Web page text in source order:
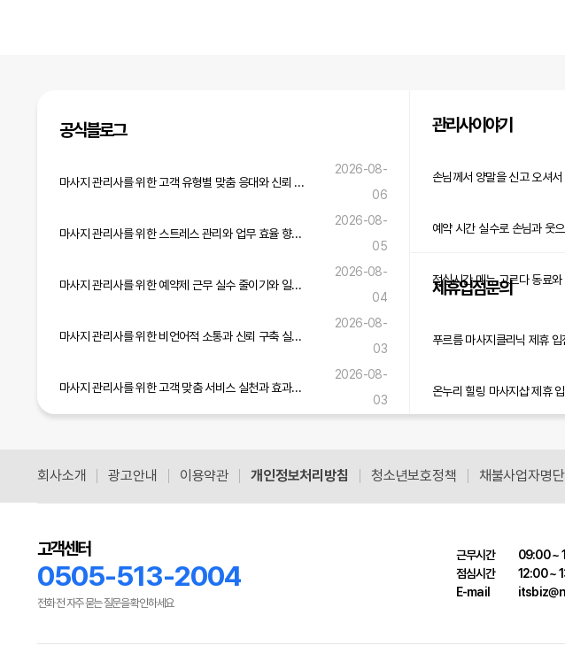
공식블로그
마사지 관리사를 위한 고객 유형별 맞춤 응대와 신뢰 구축 전략
2026-08-
06
마사지 관리사를 위한 스트레스 관리와 업무 효율 향상 실무 전략
2026-08-
05
마사지 관리사를 위한 예약제 근무 실수 줄이기와 일정 관리 실무 가이드
2026-08-
04
마사지 관리사를 위한 비언어적 소통과 신뢰 구축 실무 가이드
2026-08-
03
마사지 관리사를 위한 고객 맞춤 서비스 실천과 효과적인 소통 기술 가이드
2026-08-
03
공식블로그 더보기
관리사이야기
예약 시간 실수로 손님과 웃
점심시간 메뉴 고르다 동료
제휴입점문의
푸르름 마사지클리닉 제휴
온누리 힐링 마사지샵 제휴
회사소개 광고안내 이용약관 개인정보처리방침 청소년보호정책 채불사업자명단
고객센터
0505-513-2004
전화 전 자주 묻는 질문을 확인하세요
근무시간
09:00 ~
점심시간
12:00 ~
E-mail